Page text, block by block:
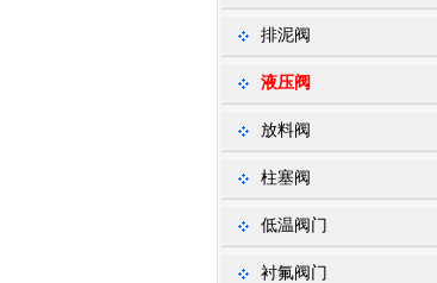
排泥阀
液压阀
放料阀
柱塞阀
低温阀门
衬氟阀门